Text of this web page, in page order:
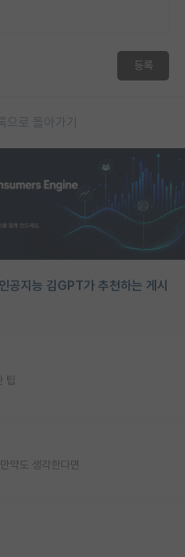
등록
으로 돌아가기
공지능 김GPT가 추천하는 게시
팁
약도 생각한다면